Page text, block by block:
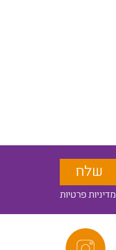
מדיניות פרטיות